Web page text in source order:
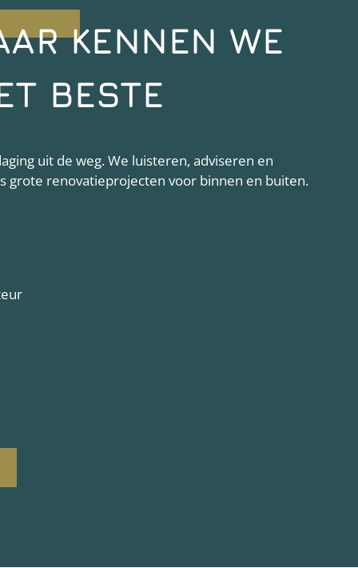
KENNEN WE
BESTE
uit de weg. We luisteren, adviseren en
grote renovatieprojecten voor binnen en buiten.